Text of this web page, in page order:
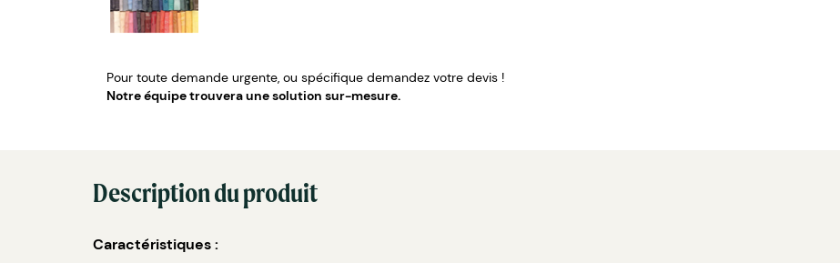
Pour toute demande urgente, ou spécifique demandez votre devis !
Notre équipe trouvera une solution sur-mesure.
Description du produit
Caractéristiques :